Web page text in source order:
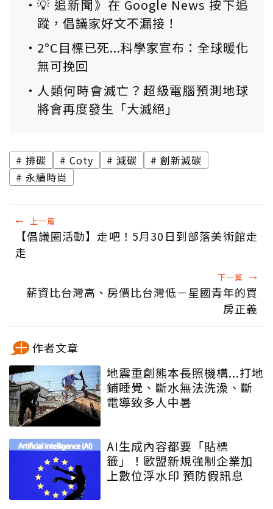
💡 追新聞》在 Google News 按下追
蹤，倡議家好文不漏接！
2°C目標已死...科學家宣布：全球暖化
無可挽回
人類何時會滅亡？超級電腦預測地球
將會再度發生「大滅絕」
排碳 Coty 減碳
創新減碳
永續時尚
← 上一篇
【倡議圈活動】走吧！5月30日到部落美術館走
走
下一篇 →
薪資比台灣高、房價比台灣低－星國青年的買
房正義
作者文章
地震重創熊本長照機構...打地
鋪睡覺、斷水無法洗澡、斷
電導致多人中暑
AI生成內容都要「貼標
籤」！歐盟新規強制企業加
上數位浮水印 預防假訊息